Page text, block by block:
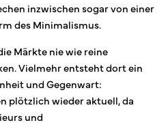
inzwischen sogar von einer
des Minimalismus.
Märkte nie wie reine
Vielmehr entsteht dort ein
und Gegenwart:
plötzlich wieder aktuell, da
und